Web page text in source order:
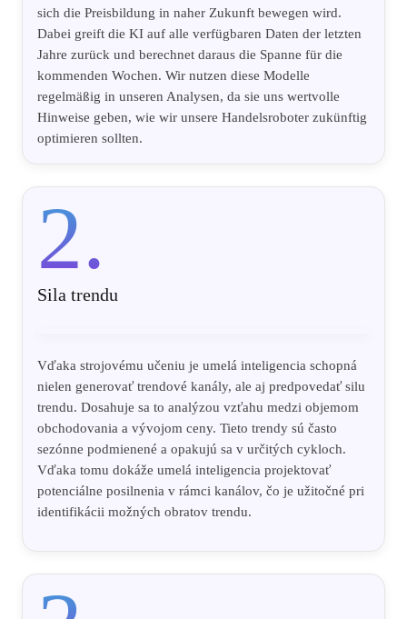
sich die Preisbildung in naher Zukunft bewegen wird.
Dabei greift die KI auf alle verfügbaren Daten der letzten
Jahre zurück und berechnet daraus die Spanne für die
kommenden Wochen. Wir nutzen diese Modelle
regelmäßig in unseren Analysen, da sie uns wertvolle
Hinweise geben, wie wir unsere Handelsroboter zukünftig
optimieren sollten.
2.
Sila trendu
Vďaka strojovému učeniu je umelá inteligencia schopná
nielen generovať trendové kanály, ale aj predpovedať silu
trendu. Dosahuje sa to analýzou vzťahu medzi objemom
obchodovania a vývojom ceny. Tieto trendy sú často
sezónne podmienené a opakujú sa v určitých cykloch.
Vďaka tomu dokáže umelá inteligencia projektovať
potenciálne posilnenia v rámci kanálov, čo je užitočné pri
identifikácii možných obratov trendu.